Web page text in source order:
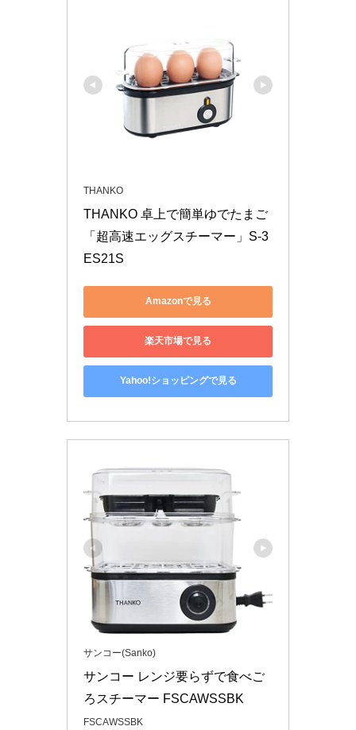
THANKO
THANKO 卓上で簡単ゆでたまご
「超高速エッグスチーマー」S-3
ES21S
Amazonで見る
楽天市場で見る
Yahoo!ショッピングで見る
サンコー(Sanko)
サンコー レンジ要らずで食べご
ろスチーマー FSCAWSSBK
FSCAWSSBK